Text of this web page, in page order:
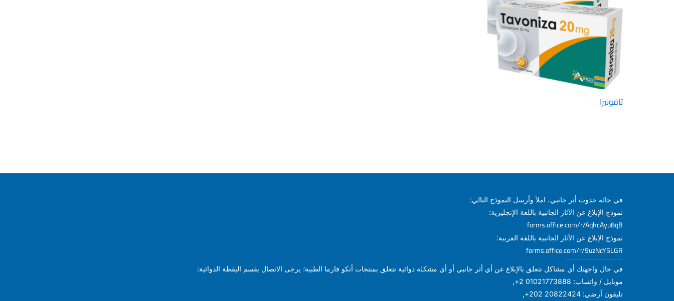
تافونيزا
في حالة حدوث أثر جانبي، املأ وأرسل النموذج التالي:
نموذج الإبلاغ عن الآثار الجانبية باللغة الإنجليزية:
forms.office.com/r/AqhcAyu8qB
نموذج الإبلاغ عن الآثار الجانبية باللغة العربية:
forms.office.com/r/9uzNcY5LGR
في حال واجهتك أي مشاكل تتعلق بالإبلاغ عن أي أثر جانبي أو أي مشكلة دوائية تتعلق بمنتجات أتكو فارما الطبية؛ يرجى الاتصال بقسم اليقظة الدوائية:
موبايل / واتساب: 01021773888 2+,
تليفون أرضي: 20822424 202+,